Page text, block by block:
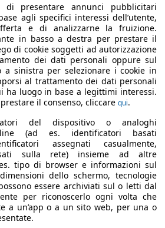
118 kW (160 PS)
h) 8.4s
h)
220 km/h
6
di presentare annunci pubblicitari
agli specifici interessi dell’utente,
e di analizzarne la fruizione.
in basso a destra per prestare il
di cookie soggetti ad autorizzazione
dei dati personali oppure sul
a sinistra per selezionare i cookie in
al trattamento dei dati personali
ha luogo in base a legittimi interessi.
prestare il consenso, cliccare qui.
del dispositivo o analoghi
(ad es. identificatori basati
assegnati casualmente,
sulla rete) insieme ad altre
tipo di browser e informazioni sul
dello schermo, tecnologie
essere archiviati sul o letti dal
per riconoscerlo ogni volta che
a un’app o a un sito web, per una o